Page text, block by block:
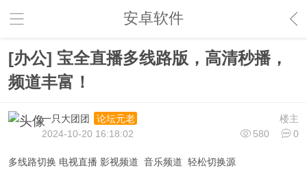
安卓软件
[办公] 宝全直播多线路版，高清秒播，
频道丰富！
楼主
一只大团团
论坛元老
580
0
2024-10-20 16:18:02
多线路切换 电视直播 影视频道 音乐频道 轻松切换源